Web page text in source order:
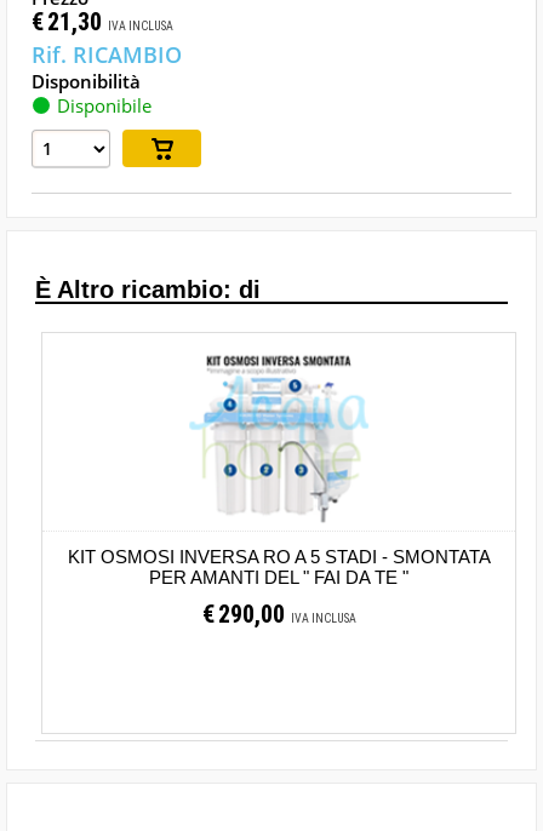
€21,30 IVA INCLUSA
Disponibile
È Altro ricambio: di
KIT OSMOSI INVERSA RO A 5 STADI - SMONTATA
PER AMANTI DEL " FAI DA TE "
€290,00 IVA INCLUSA